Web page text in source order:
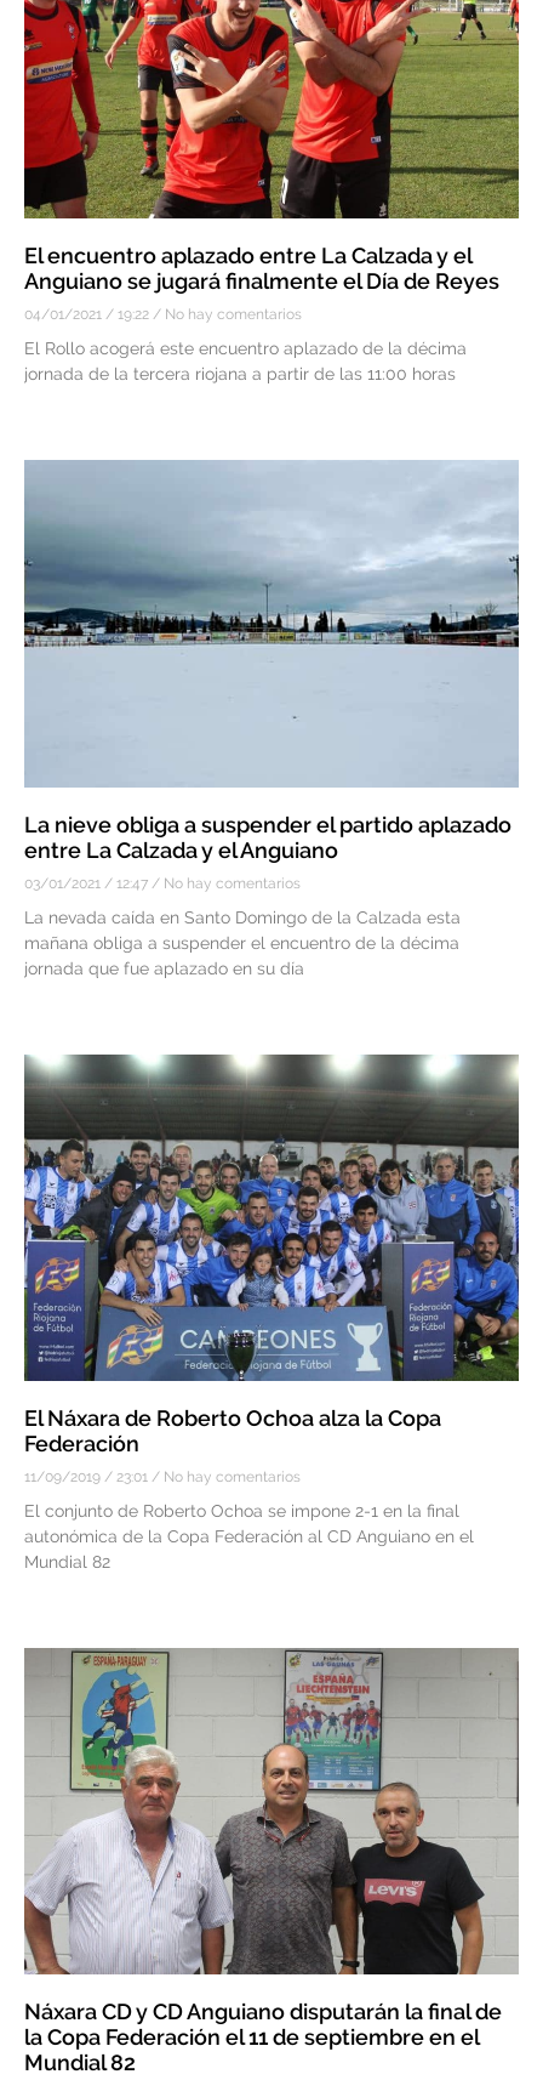
El encuentro aplazado entre La Calzada y el
Anguiano se jugará finalmente el Día de Reyes
04/01/2021 19:22 No hay comentarios
El Rollo acogerá este encuentro aplazado de la décima
jornada de la tercera riojana a partir de las 11:00 horas
La nieve obliga a suspender el partido aplazado
entre La Calzada y el Anguiano
03/01/2021 12:47 No hay comentarios
La nevada caída en Santo Domingo de la Calzada esta
mañana obliga a suspender el encuentro de la décima
jornada que fue aplazado en su día
El Náxara de Roberto Ochoa alza la Copa
Federación
11/09/2019 23:01 No hay comentarios
El conjunto de Roberto Ochoa se impone 2-1 en la final
autonómica de la Copa Federación al CD Anguiano en el
Mundial 82
Náxara CD y CD Anguiano disputarán la final de
la Copa Federación el 11 de septiembre en el
Mundial 82